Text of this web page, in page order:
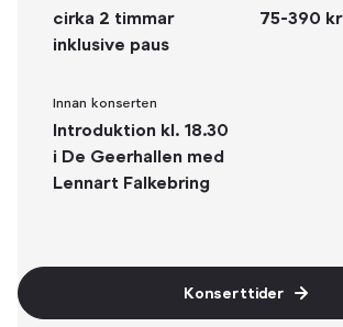
cirka 2 timmar
inklusive paus
75-390 kr
Innan konserten
Introduktion kl. 18.30
i De Geerhallen med
Lennart Falkebring
Konserttider